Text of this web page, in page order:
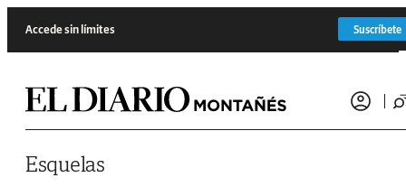
Accede sin límites Suscríbete
Esquelas